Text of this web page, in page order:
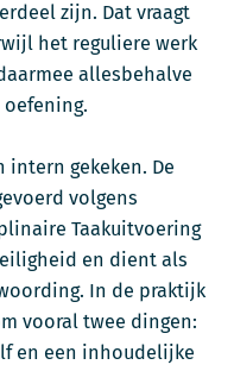
zijn. Dat vraagt
het reguliere werk
allesbehalve
gekeken. De
volgens
Taakuitvoering
en dient als
In de praktijk
vooral twee dingen:
en een inhoudelijke